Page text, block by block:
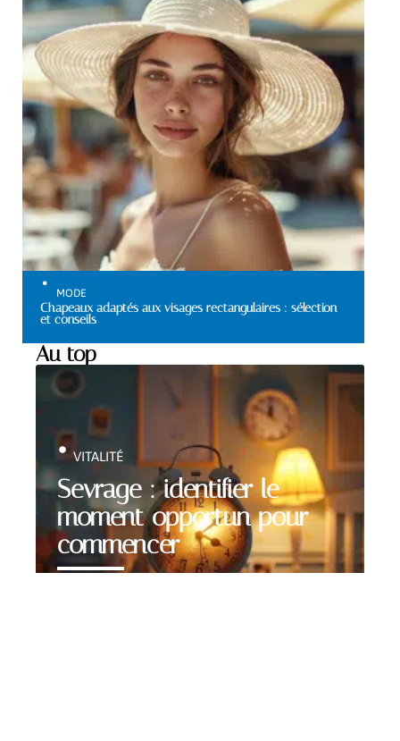
MODE
Chapeaux adaptés aux visages rectangulaires : sélection
et conseils
Au top
Sevrage : identifier le
moment opportun pour
commencer
VITALITÉ